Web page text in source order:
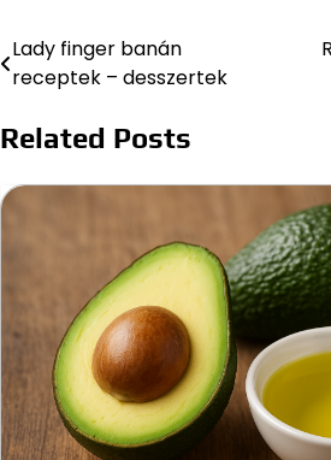
Bejegyzés
navigáció
Lady finger banán
receptek – desszertek
Related Posts